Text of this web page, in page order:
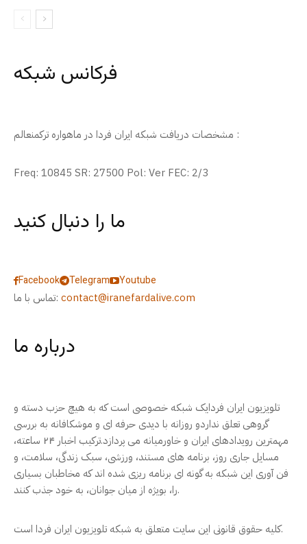
فرکانس شبکه
مشخصات دریافت شبکه ایران فردا در ماهواره ترکمنعالم :
Freq: 10845 SR: 27500 Pol: Ver FEC: 2/3
ما را دنبال کنید
Facebook Telegram
Youtube
تماس با ما: contact@iranefardalive.com
درباره ما
تلویزیون ایران فردایک شبکه خصوصی است که به هیچ حزب دسته و
گروهی تعلق نداردو روزانه با دیدی حرفه ای و موشکافانه به بررسی
مهمترین رویدادهای ایران و خاورمیانه می پردازد.ترکیب اخبار ۲۴ ساعته،
مسایل جاری روز، برنامه های مستند، ورزشی، سبک زندگی، سلامت، و
فن آوری این شبکه به گونه ای برنامه ریزی شده اند که مخاطبان بسیاری
را، بویژه از میان جوانان، به خود جذب کنند.
کلیه حقوق قانونی این سایت متعلق به شبکه تلویزیون ایران فردا است.